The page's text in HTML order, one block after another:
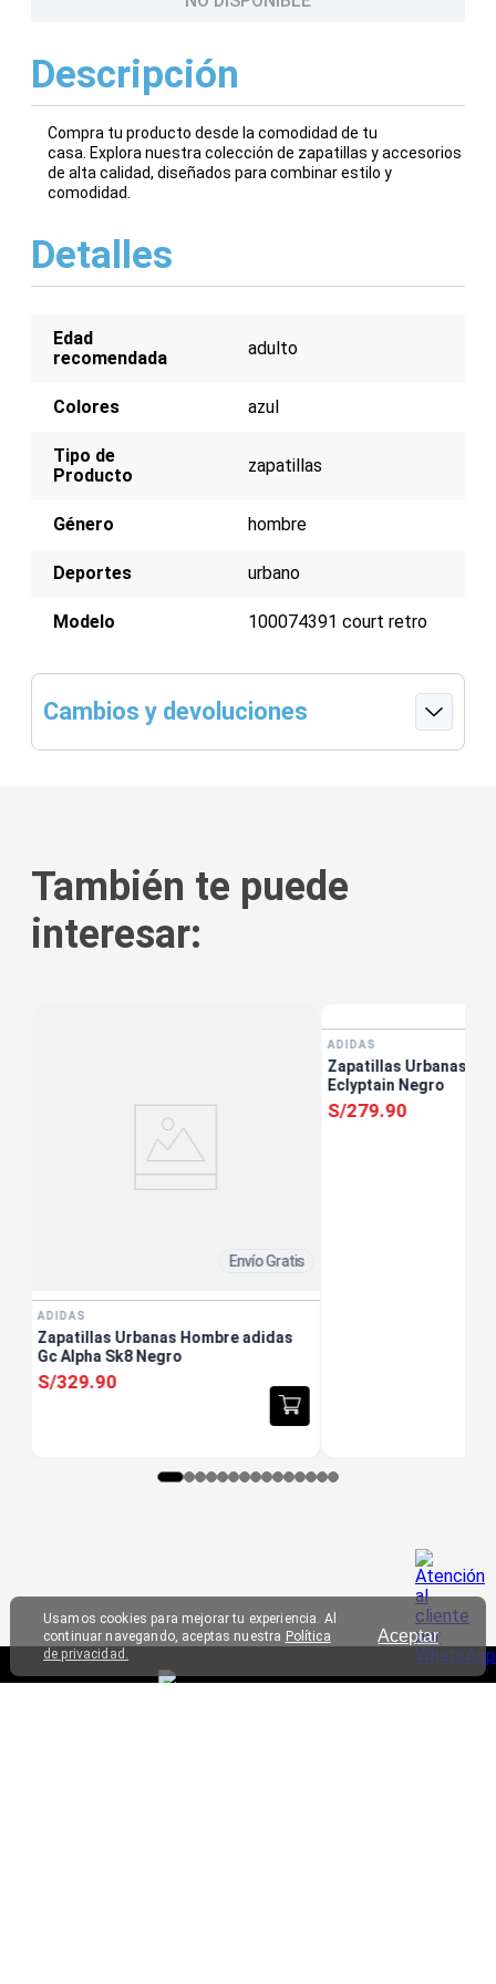
Aceptar
Usamos cookies para mejorar tu experiencia. Al
continuar navegando, aceptas nuestra Política
de privacidad.
Descripción
Compra tu producto desde la comodidad de tu
casa. Explora nuestra colección de zapatillas y accesorios
de alta calidad, diseñados para combinar estilo y
comodidad.
Detalles
Edad
recomendada
adulto
Colores azul
Tipo de
Producto
zapatillas
Género hombre
Deportes urbano
Modelo 100074391 court retro
Cambios y devoluciones
También te puede
interesar:
Envío Gratis
ADIDAS
Zapatillas Urbanas Hombre adidas
Gc Alpha Sk8 Negro
S/329.90
ADIDAS
Zapatillas Urbanas
Eclyptain Negro
S/279.90